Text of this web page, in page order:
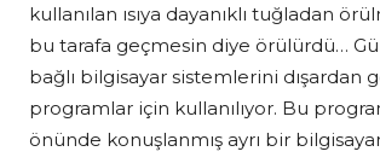
kullanılan ısıya dayanıklı tuğladan
bu tarafa geçmesin diye örülürdü…
bağlı bilgisayar sistemlerini
programlar için kullanılıyor. Bu
önünde konuşlanmış ayrı bir